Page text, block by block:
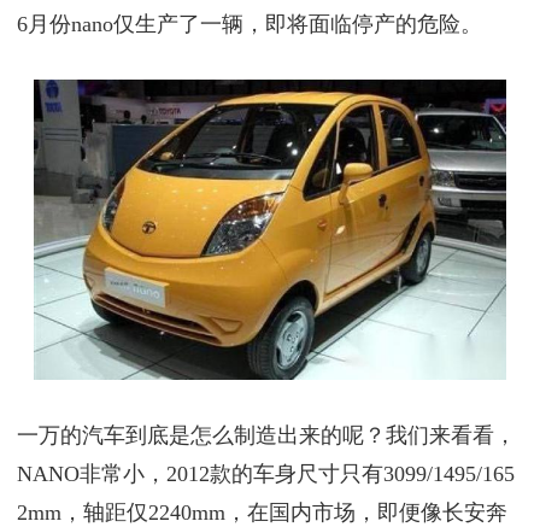
6月份nano仅生产了一辆，即将面临停产的危险。
一万的汽车到底是怎么制造出来的呢？我们来看看，
NANO非常小，2012款的车身尺寸只有3099/1495/165
2mm，轴距仅2240mm，在国内市场，即便像长安奔